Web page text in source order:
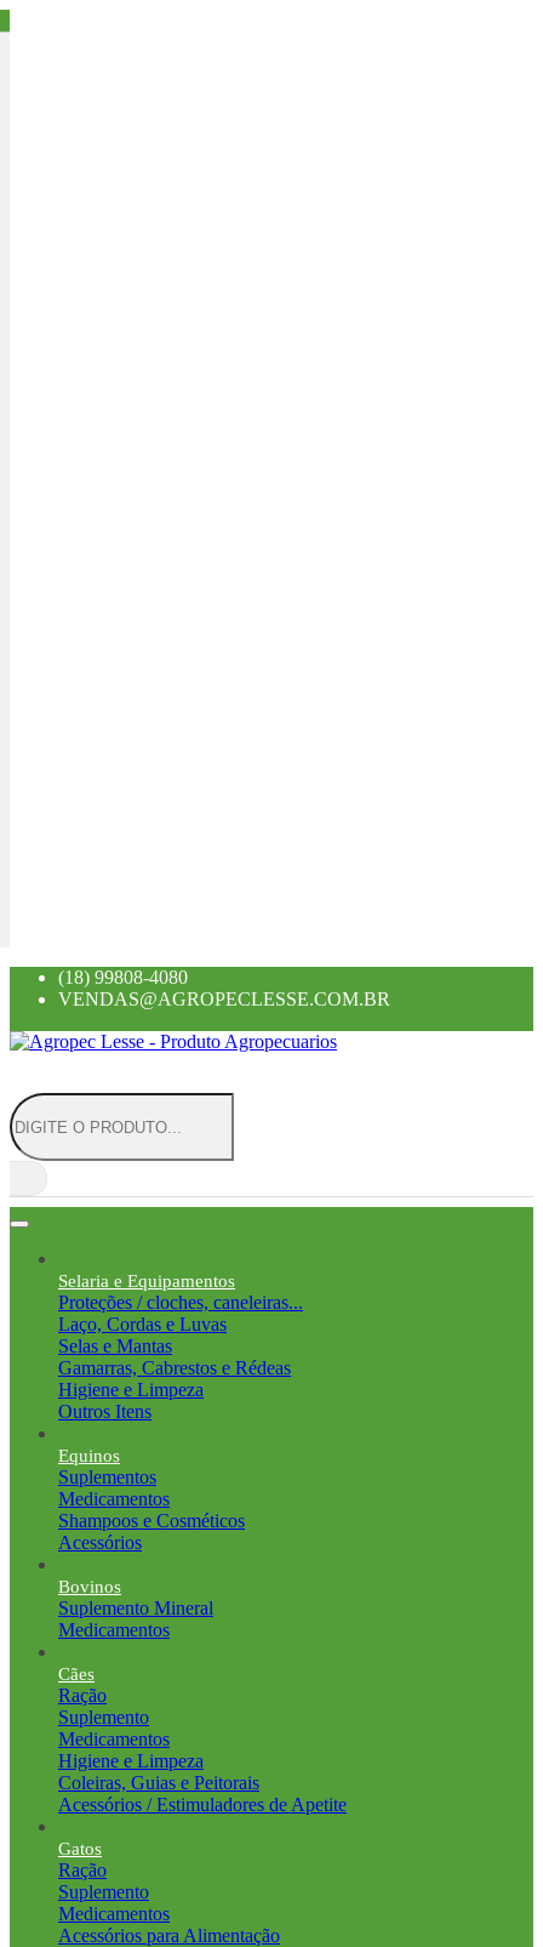
(18) 99808-4080
VENDAS@AGROPECLESSE.COM.BR
Selaria e Equipamentos
Proteções / cloches, caneleiras...
Laço, Cordas e Luvas
Selas e Mantas
Gamarras, Cabrestos e Rédeas
Higiene e Limpeza
Outros Itens
Equinos
Suplementos
Medicamentos
Shampoos e Cosméticos
Acessórios
Bovinos
Suplemento Mineral
Medicamentos
Cães
Ração
Suplemento
Medicamentos
Higiene e Limpeza
Coleiras, Guias e Peitorais
Acessórios / Estimuladores de Apetite
Gatos
Ração
Suplemento
Medicamentos
Acessórios para Alimentação